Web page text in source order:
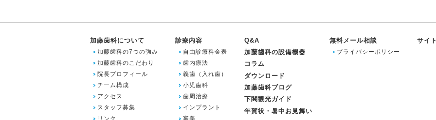
加藤歯科について
加藤歯科の7つの強み
加藤歯科のこだわり
院長プロフィール
チーム構成
アクセス
スタッフ募集
リンク
診療内容
自由診療料金表
歯内療法
義歯（入れ歯）
小児歯科
歯周治療
インプラント
審美
Q&A
加藤歯科の設備機器
コラム
ダウンロード
加藤歯科ブログ
下関観光ガイド
年賀状・暑中お見舞い
無料メール相談
プライバシーポリシー
サイ